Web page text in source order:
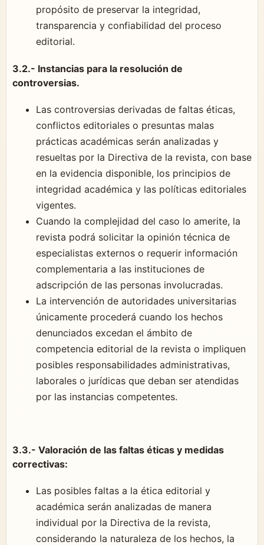
propósito de preservar la integridad,
transparencia y confiabilidad del proceso
editorial.
3.2.- Instancias para la resolución de
controversias.
Las controversias derivadas de faltas éticas,
conflictos editoriales o presuntas malas
prácticas académicas serán analizadas y
resueltas por la Directiva de la revista, con base
en la evidencia disponible, los principios de
integridad académica y las políticas editoriales
vigentes.
Cuando la complejidad del caso lo amerite, la
revista podrá solicitar la opinión técnica de
especialistas externos o requerir información
complementaria a las instituciones de
adscripción de las personas involucradas.
La intervención de autoridades universitarias
únicamente procederá cuando los hechos
denunciados excedan el ámbito de
competencia editorial de la revista o impliquen
posibles responsabilidades administrativas,
laborales o jurídicas que deban ser atendidas
por las instancias competentes.
3.3.- Valoración de las faltas éticas y medidas
correctivas:
Las posibles faltas a la ética editorial y
académica serán analizadas de manera
individual por la Directiva de la revista,
considerando la naturaleza de los hechos, la